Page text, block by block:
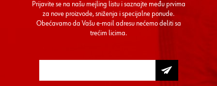
Prijavite se na našu mejling listu i saznajte među prvima
za nove proizvode, sniženja i specijalne ponude.
Obećavamo da Vašu e-mail adresu nećemo deliti sa
trećim licima.